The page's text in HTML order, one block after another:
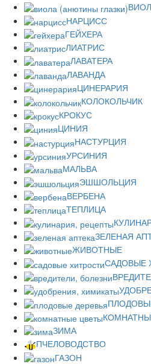
НАРЦИСС
ГЕЙХЕРА
ЛИАТРИС
ЛАВАТЕРА
ЛАВАНДА
ЦИНЕРАРИЯ
КОЛОКОЛЬЧИК
КРОКУС
ЦИНИЯ
НАСТУРЦИЯ
УРСИНИЯ
МАЛЬВА
ЭШШОЛЬЦИЯ
ВЕРБЕНА
ТЕПЛИЦА
ЗЕЛЕНАЯ
ЖИВОТНЫЕ
САДОВЫЕ
ЗИМА
ПЧЕЛОВОДСТВО
ГАЗОН